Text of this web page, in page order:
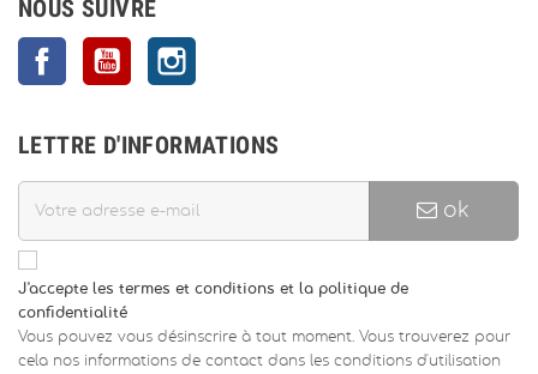
NOUS SUIVRE
FacebookYouTube
LETTRE D'INFORMATIONS
ok
J'accepte les termes et conditions et la politique de
confidentialité
Vous pouvez vous désinscrire à tout moment. Vous trouverez pour
cela nos informations de contact dans les conditions d'utilisation